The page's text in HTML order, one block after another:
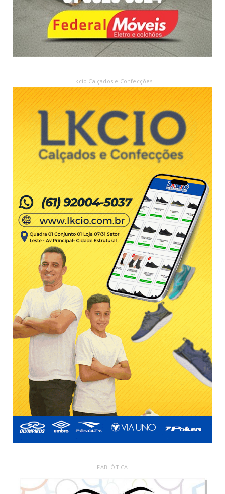
- Lkcio Calçados e Confecções -
- FABI ÓTICA -